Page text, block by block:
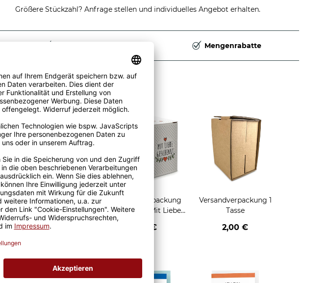
Größere Stückzahl? Anfrage stellen und individuelles Angebot erhalten.
Mengenrabatte
Passende Verpackungen
Geschenkverpackung 1
Tasse mit Fenster
2,50 €
Geschenkverpackung
für Tassen - Mit Liebe
2,95 €
Versandverpackung 1
Tasse
2,00 €
Grußkarten zum Verschenken